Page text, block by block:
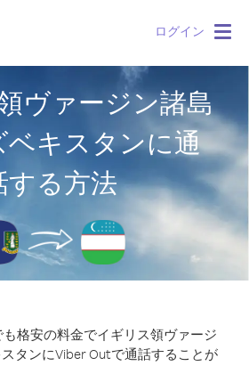
ログイン
ヴァージン諸島
ベキスタンに通
する方法
格安の料金でイギリス領ヴァージ
タンにViber Outで通話することが